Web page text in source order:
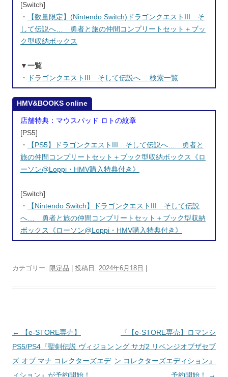
[Switch]
・
【数量限定】(Nintendo Switch)ドラゴンクエストIII そ
して伝説へ… 勇者と旅の仲間コンプリートセット＋ブッ
ク型収納ボックス
▼一覧
・
ドラゴンクエストIII そして伝説へ… 検索一覧
HMV&BOOKS online
店舗特典：マウスパッド ロトの紋章
[PS5]
・
【PS5】ドラゴンクエストIII そして伝説へ… 勇者と
旅の仲間コンプリートセット＋ブック型収納ボックス《ロ
ーソン@Loppi・HMV購入特典付き》
[Switch]
・
【Nintendo Switch】ドラゴンクエストIII そして伝説
へ… 勇者と旅の仲間コンプリートセット＋ブック型収納
ボックス《ローソン@Loppi・HMV購入特典付き》
カテゴリー: 限定品 | 投稿日: 2024年6月18日
投稿ナビゲーション
←
【e-STORE専売】
PS5/PS4『聖剣伝説 ヴィジョン
ズ オブ マナ コレクターズエデ
ィション』が予約開始！
『【e-STORE専売】ロマンシ
ング サガ2 リベンジオブザセブ
ン コレクターズエディション』
予約開始！
→